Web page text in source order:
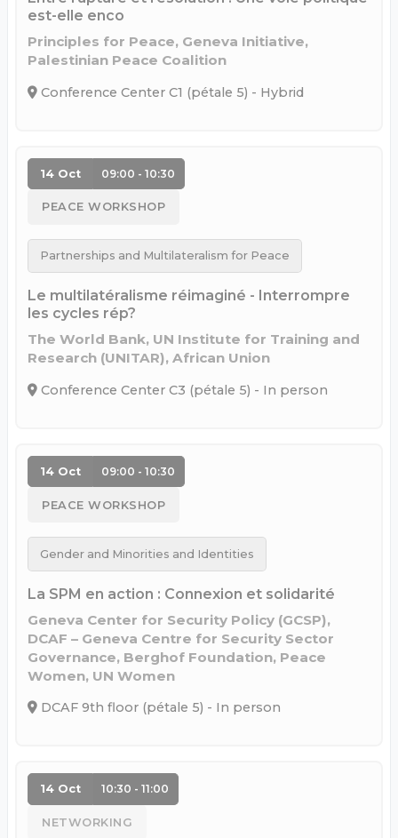
est-elle enco
Principles for Peace, Geneva Initiative,
Palestinian Peace Coalition
Conference Center C1 (pétale 5) - Hybrid
14 Oct 09:00 - 10:30
PEACE WORKSHOP
Partnerships and Multilateralism for Peace
Le multilatéralisme réimaginé - Interrompre
les cycles rép?
The World Bank, UN Institute for Training and
Research (UNITAR), African Union
Conference Center C3 (pétale 5) - In person
14 Oct 09:00 - 10:30
PEACE WORKSHOP
Gender and Minorities and Identities
La SPM en action : Connexion et solidarité
Geneva Center for Security Policy (GCSP),
DCAF – Geneva Centre for Security Sector
Governance, Berghof Foundation, Peace
Women, UN Women
DCAF 9th floor (pétale 5) - In person
14 Oct 10:30 - 11:00
NETWORKING